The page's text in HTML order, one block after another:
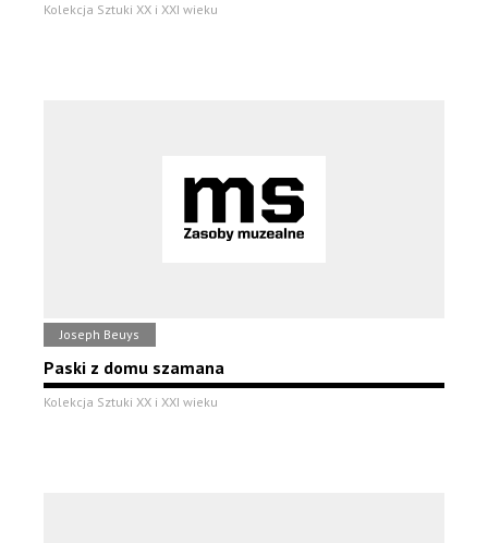
Kolekcja Sztuki XX i XXI wieku
Joseph Beuys
Paski z domu szamana
Kolekcja Sztuki XX i XXI wieku